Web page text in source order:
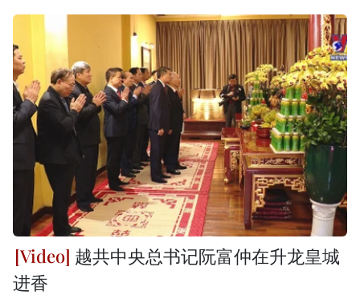
越共中央总书记阮富仲在升龙皇城
进香